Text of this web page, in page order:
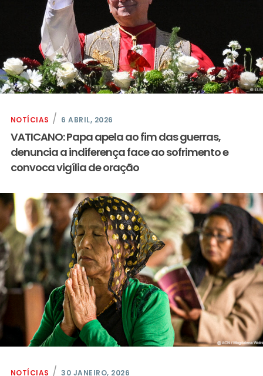
NOTÍCIAS 6 ABRIL, 2026
VATICANO: Papa apela ao fim das guerras,
denuncia a indiferença face ao sofrimento e
convoca vigília de oração
NOTÍCIAS 30 JANEIRO, 2026